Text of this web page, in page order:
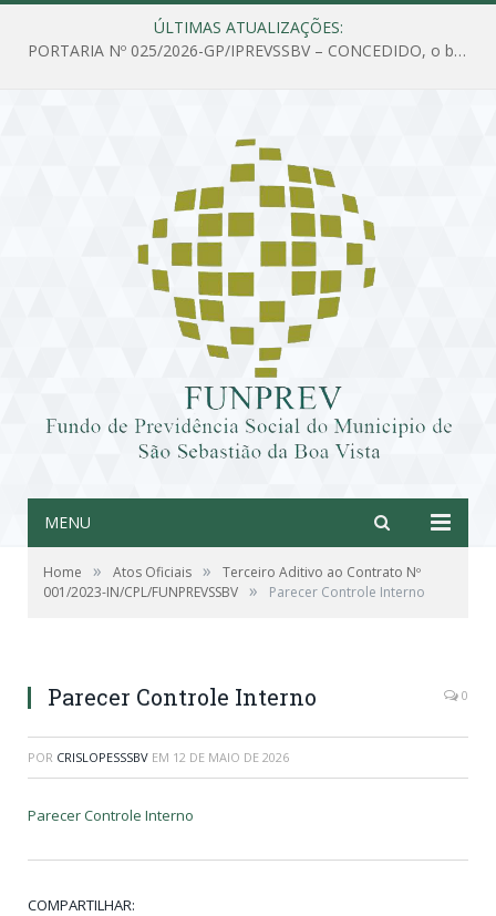
ÚLTIMAS ATUALIZAÇÕES:
PORTARIA Nº 025/2026-GP/IPREVSSBV – CONCEDIDO, o benefício de PENSÃO a MARIA ESTELA DOS SANTOS SOUZA
MENU
Home » Atos Oficiais »
Terceiro Aditivo ao Contrato Nº
001/2023-IN/CPL/FUNPREVSSBV » Parecer Controle Interno
Parecer Controle Interno 0
POR CRISLOPESSSBV EM 12 DE MAIO DE 2026
Parecer Controle Interno
COMPARTILHAR: